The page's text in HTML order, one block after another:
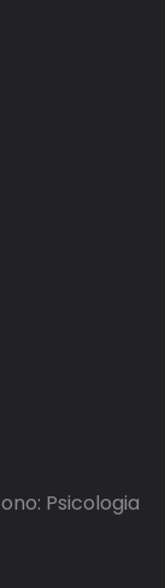
Psicologia